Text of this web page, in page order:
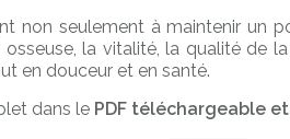
non seulement à maintenir un
osseuse, la vitalité, la qualité de
en douceur et en santé.
dans le PDF téléchargeable